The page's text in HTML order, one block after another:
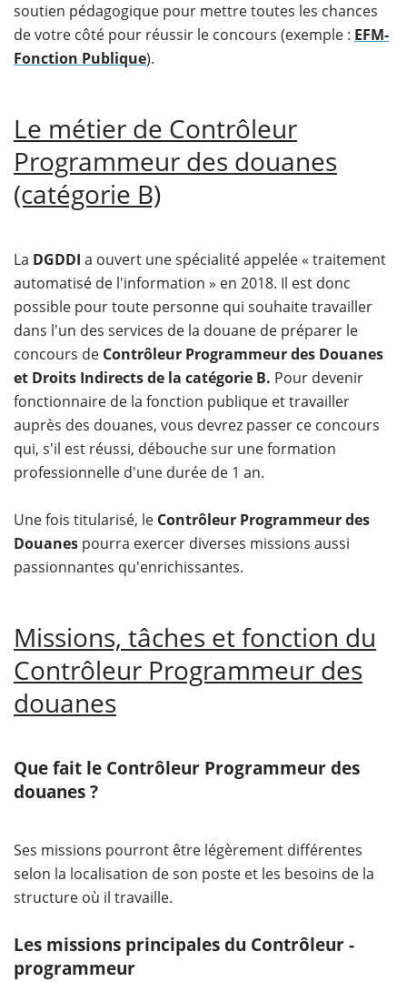
soutien pédagogique pour mettre toutes les chances
de votre côté pour réussir le concours (exemple : EFM-
Fonction Publique).
Le métier de Contrôleur
Programmeur des douanes
(catégorie B)
La DGDDI a ouvert une spécialité appelée « traitement
automatisé de l'information » en 2018. Il est donc
possible pour toute personne qui souhaite travailler
dans l'un des services de la douane de préparer le
concours de Contrôleur Programmeur des Douanes
et Droits Indirects de la catégorie B. Pour devenir
fonctionnaire de la fonction publique et travailler
auprès des douanes, vous devrez passer ce concours
qui, s'il est réussi, débouche sur une formation
professionnelle d'une durée de 1 an.
Une fois titularisé, le Contrôleur Programmeur des
Douanes pourra exercer diverses missions aussi
passionnantes qu'enrichissantes.
Missions, tâches et fonction du
Contrôleur Programmeur des
douanes
Que fait le Contrôleur Programmeur des
douanes ?
Ses missions pourront être légèrement différentes
selon la localisation de son poste et les besoins de la
structure où il travaille.
Les missions principales du Contrôleur -
programmeur